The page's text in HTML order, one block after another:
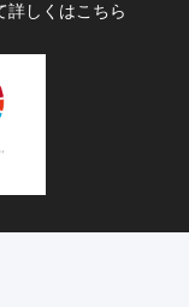
詳しくはこちら